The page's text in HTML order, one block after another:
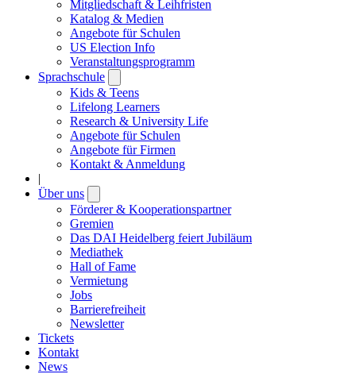
Mitgliedschaft & Leihfristen
Katalog & Medien
Angebote für Schulen
US Election Info
Veranstaltungsprogramm
Sprachschule
submenu
Kids & Teens
Lifelong Learners
Research & University Life
Angebote für Schulen
Angebote für Firmen
Kontakt & Anmeldung
|
Über uns
submenu
Förderer & Kooperationspartner
Gremien
Das DAI Heidelberg feiert Jubiläum
Mediathek
Hall of Fame
Vermietung
Jobs
Barrierefreiheit
Newsletter
Tickets
Kontakt
News